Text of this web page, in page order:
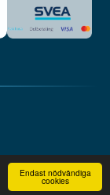
Endast nödvändiga
cookies